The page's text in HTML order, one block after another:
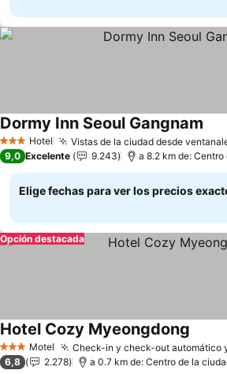
3 Estrellas
Hotel Vistas de la ciudad desde
Dormy Inn Seoul Gangnam
9,0 Excelente 9.243 a 8.2 km de:
Elige fechas para ver los precios
Opción destacada
3 Estrellas
Motel Check-in y check-out automático
Hotel Cozy Myeongdong
6,8 2.278 a 0.7 km de: Centro de la